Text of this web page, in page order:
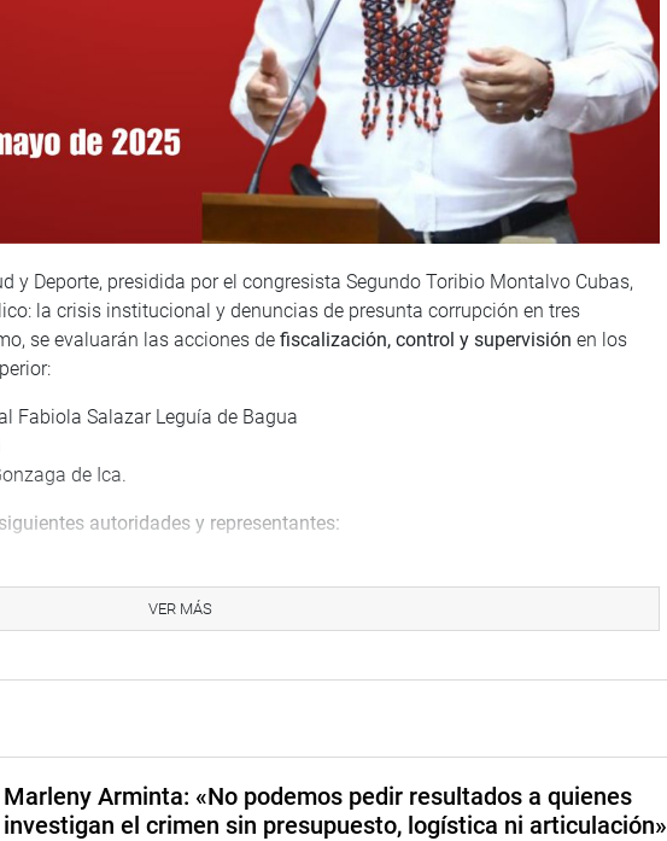
y Deporte, presidida por el congresista Segundo Toribio Montalvo Cubas,
la crisis institucional y denuncias de presunta corrupción en tres
se evaluarán las acciones de fiscalización, control y supervisión en los
Fabiola Salazar Leguía de Bagua
de Ica.
autoridades y representantes:
de la Universidad Nacional San Luis Gonzaga de Ica.
de la Comisión Organizadora de la Universidad Nacional Intercultural
rector de la Universidad Nacional de Ucayali.
proyectos de ley clave para el fortalecimiento del sistema educativo:
VER MÁS
Marleny Arminta: «No podemos pedir resultados a quienes
investigan el crimen sin presupuesto, logística ni articulación»